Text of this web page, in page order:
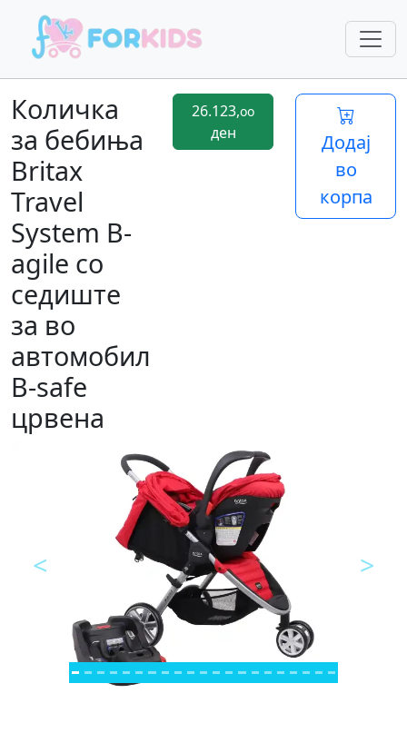
Количка
за бебиња
Britax
Travel
System B-
agile со
седиште
за во
автомобил
B-safe
црвена
26.123,oo
ден
Додај
во
корпа
<Предходно >